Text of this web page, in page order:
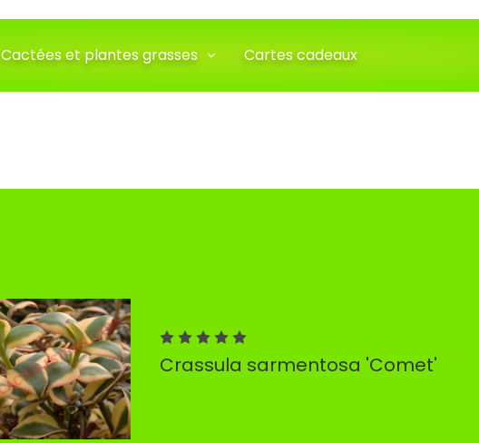
Cactées et plantes grasses Cartes cadeaux
Crassula sarmentosa 'Comet'